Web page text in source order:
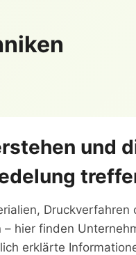
und
Druckverfahren
hier finden
erklärte